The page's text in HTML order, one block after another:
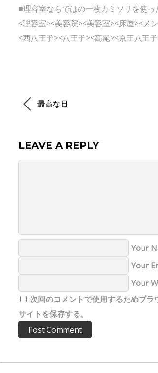
■理容室ならではの一枚カミソリを使っ
<理容室><美容院><美容室><床屋><メ
<西八王子><八王子><高尾><京王八王
最高な日
LEAVE A REPLY
Your
Your
Your
次回のコメントで使用するためブラ
サイトを保存する。